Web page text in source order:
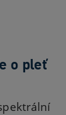
o pleť